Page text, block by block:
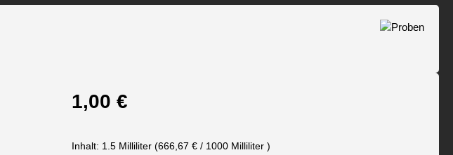
Regulärer Preis:
1,00 €
Inhalt: 1.5 Milliliter (666,67 € / 1000 Milliliter )